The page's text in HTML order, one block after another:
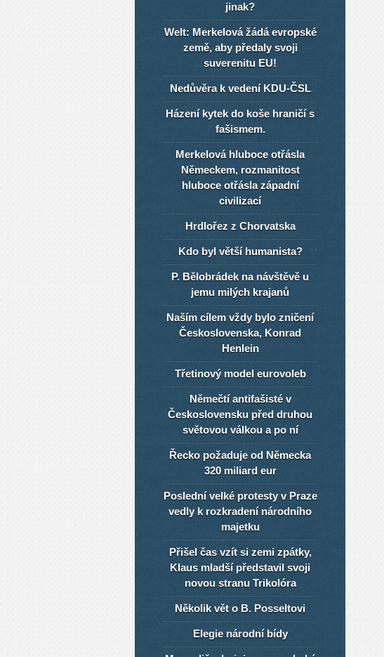
jinak?
Welt: Merkelová žádá evropské
země, aby předaly svoji
suverenitu EU!
Nedůvěra k vedení KDU-ČSL
Házení kytek do koše hraničí s
fašismem.
Merkelová hluboce otřásla
Německem, rozmanitost
hluboce otřásla západní
civilizací
Hrdlořez z Chorvatska
Kdo byl větší humanista?
P. Bělobrádek na návštěvě u
jemu milých krajanů
Naším cílem vždy bylo zničení
Československa, Konrad
Henlein
Třetinový model eurovoleb
Němečtí antifašisté v
Československu před druhou
světovou válkou a po ní
Řecko požaduje od Německa
320 miliard eur
Poslední velké protesty v Praze
vedly k rozkradení národního
majetku
Přišel čas vzít si zemi zpátky,
Klaus mladší představil svoji
novou stranu Trikolóra
Několik vět o B. Posseltovi
Elegie národní bídy